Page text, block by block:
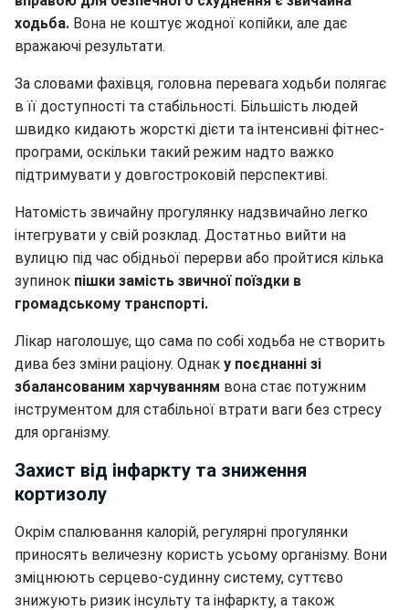
ходьба. Вона не коштує жодної копійки, але дає
вражаючі результати.
За словами фахівця, головна перевага ходьби полягає
в її доступності та стабільності. Більшість людей
швидко кидають жорсткі дієти та інтенсивні фітнес-
програми, оскільки такий режим надто важко
підтримувати у довгостроковій перспективі.
Натомість звичайну прогулянку надзвичайно легко
інтегрувати у свій розклад. Достатньо вийти на
вулицю під час обідньої перерви або пройтися кілька
зупинок пішки замість звичної поїздки в
громадському транспорті.
Лікар наголошує, що сама по собі ходьба не створить
дива без зміни раціону. Однак у поєднанні зі
збалансованим харчуванням вона стає потужним
інструментом для стабільної втрати ваги без стресу
для організму.
Захист від інфаркту та зниження
кортизолу
Окрім спалювання калорій, регулярні прогулянки
приносять величезну користь усьому організму. Вони
зміцнюють серцево-судинну систему, суттєво
знижують ризик інсульту та інфаркту, а також